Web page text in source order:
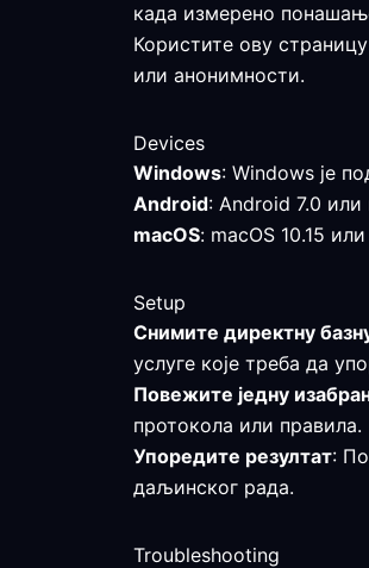
када измерено
Користите ову
или анонимности.
Devices
Windows: Windows је
Android: Android 7.0
macOS: macOS 10.15
Setup
Снимите директну
услуге које треба да
Повежите једну
протокола или правила.
Упоредите резултат:
даљинског рада.
Troubleshooting